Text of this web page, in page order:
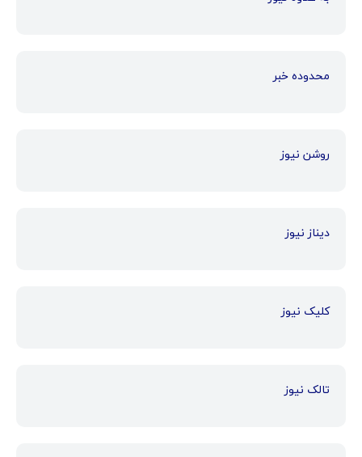
محدوده خبر
روشن نیوز
دیناز نیوز
کلیک نیوز
تالک نیوز